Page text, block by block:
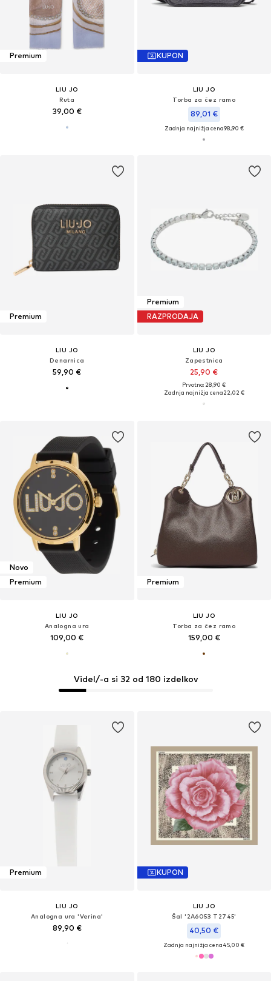
Premium
LIU JO
Ruta
39,00 €
KUPON
LIU JO
Torba za čez ramo
89,01 €
Zadnja najnižja cena98,90 €
Premium
LIU JO
Denarnica
59,90 €
Premium
RAZPRODAJA
LIU JO
Zapestnica
25,90 €
Prvotno: 28,90 €
Zadnja najnižja cena22,02 €
Novo
Premium
LIU JO
Analogna ura
109,00 €
Premium
LIU JO
Torba za čez ramo
159,00 €
Videl/-a si 32 od 180 izdelkov
Premium
LIU JO
Analogna ura 'Verina'
89,90 €
KUPON
LIU JO
Šal '2A6053 T2745'
40,50 €
Zadnja najnižja cena45,00 €